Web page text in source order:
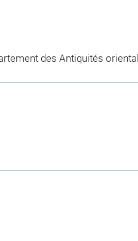
des Antiquités